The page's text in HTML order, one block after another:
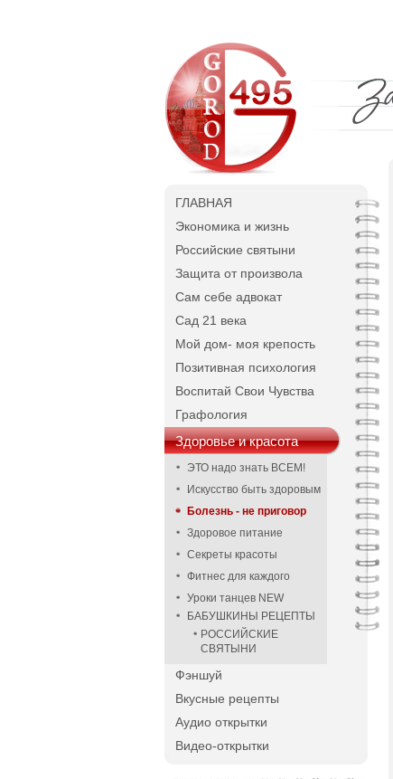
ГЛАВНАЯ
Экономика и жизнь
Российские святыни
Защита от произвола
Сам себе адвокат
Сад 21 века
Мой дом- моя крепость
Позитивная психология
Воспитай Свои Чувства
Графология
Здоровье и красота
ЭТО надо знать ВСЕМ!
Искусство быть здоровым
Болезнь - не приговор
Здоровое питание
Секреты красоты
Фитнес для каждого
Уроки танцев NEW
БАБУШКИНЫ РЕЦЕПТЫ
РОССИЙСКИЕ
СВЯТЫНИ
Фэншуй
Вкусные рецепты
Аудио открытки
Видео-открытки